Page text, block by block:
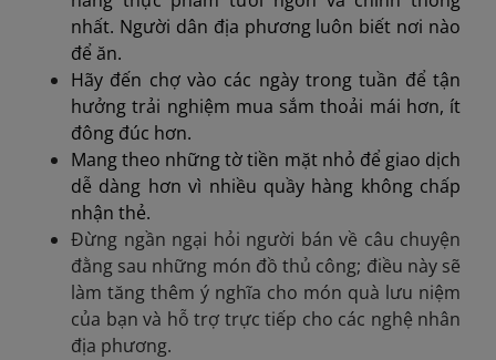
nhất. Người dân địa phương luôn biết nơi nào
để ăn.
Hãy đến chợ vào các ngày trong tuần để tận
hưởng trải nghiệm mua sắm thoải mái hơn, ít
đông đúc hơn.
Mang theo những tờ tiền mặt nhỏ để giao dịch
dễ dàng hơn vì nhiều quầy hàng không chấp
nhận thẻ.
Đừng ngần ngại hỏi người bán về câu chuyện
đằng sau những món đồ thủ công; điều này sẽ
làm tăng thêm ý nghĩa cho món quà lưu niệm
của bạn và hỗ trợ trực tiếp cho các nghệ nhân
địa phương.